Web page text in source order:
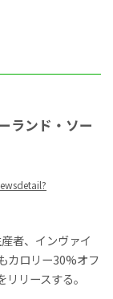
ランド・ソー
者、インヴァイ
カロリー30%オフ
リースする。